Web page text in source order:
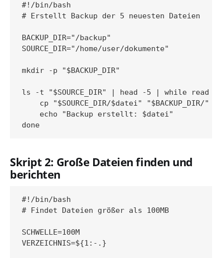
#!/bin/bash
# Erstellt Backup der 5 neuesten Dateien
BACKUP_DIR="/backup"
SOURCE_DIR="/home/user/dokumente"
mkdir -p "$BACKUP_DIR"
ls -t "$SOURCE_DIR" | head -5 | while read
    cp "$SOURCE_DIR/$datei" "$BACKUP_DIR/"
    echo "Backup erstellt: $datei"
Skript 2: Große Dateien finden und
berichten
#!/bin/bash
# Findet Dateien größer als 100MB
SCHWELLE=100M
VERZEICHNIS=${1:-.}